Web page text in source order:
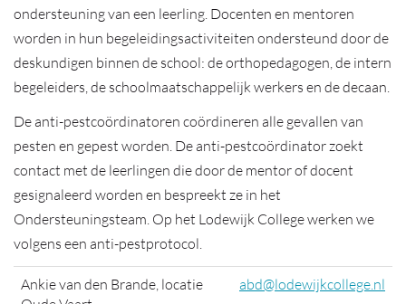
ondersteuning van een leerling. Docenten en mentoren
worden in hun begeleidingsactiviteiten ondersteund door de
deskundigen binnen de school: de orthopedagogen, de intern
begeleiders, de schoolmaatschappelijk werkers en de decaan.
De anti-pestcoördinatoren coördineren alle gevallen van
pesten en gepest worden. De anti-pestcoördinator zoekt
contact met de leerlingen die door de mentor of docent
gesignaleerd worden en bespreekt ze in het
Ondersteuningsteam. Op het Lodewijk College werken we
volgens een anti-pestprotocol.
Ankie van den Brande, locatie
abd@lodewijkcollege.nl